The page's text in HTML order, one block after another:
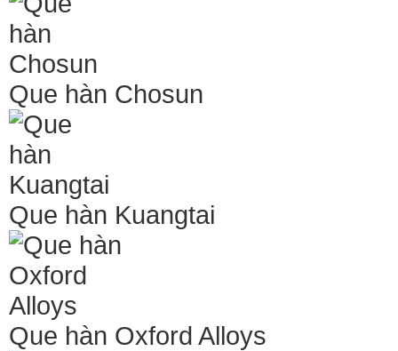
Que hàn Chosun
Que hàn Kuangtai
Que hàn Oxford Alloys